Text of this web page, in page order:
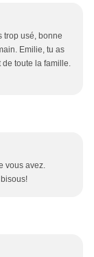
trop usé, bonne
Emilie, tu as
de toute la famille.
vous avez.